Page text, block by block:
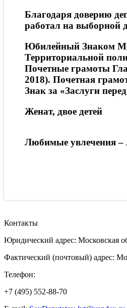
Благодаря доверию
работал на выборной
Юбилейный Знаком
Территориальной
Почетные грамоты
2018). Почетная
Знак за «Заслуги
Женат, двое детей
Любимые увлечения –
Контакты
Юридический адрес: Московская
Фактический (почтовый) адрес:
Телефон:
+7 (495) 552-88-70